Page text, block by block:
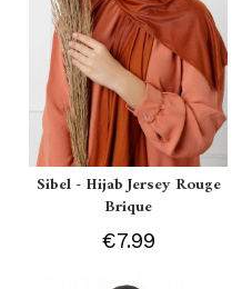
Sibel - Hijab Jersey Rouge
Brique
€7.99